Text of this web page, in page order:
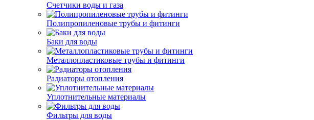
Счетчики воды и газа
Полипропиленовые трубы и фитинги
Баки для воды
Металлопластиковые трубы и фитинги
Радиаторы отопления
Уплотнительные материалы
Фильтры для воды